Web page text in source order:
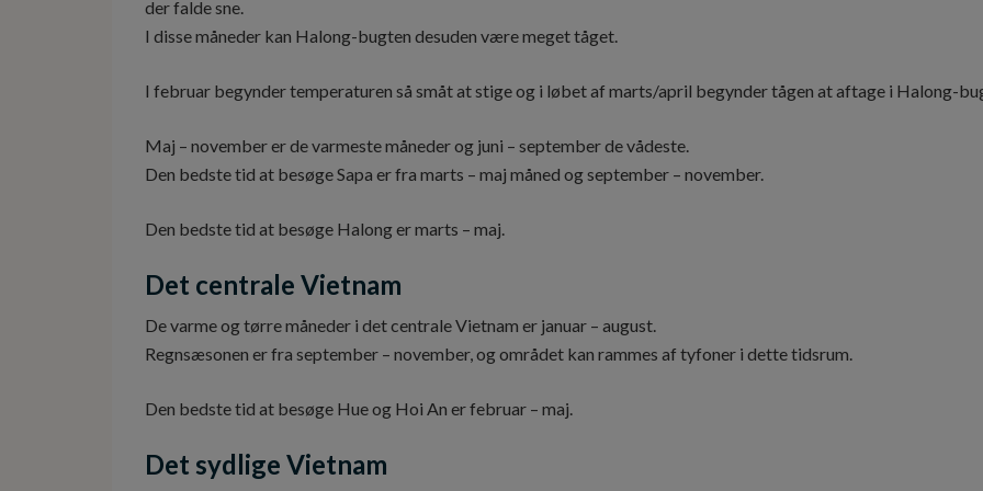
der falde sne.
I disse måneder kan Halong-bugten desuden være meget tåget.
I februar begynder temperaturen så småt at stige og i løbet af marts/april begynder tågen at aftage i Halong-
Maj – november er de varmeste måneder og juni – september de vådeste.
Den bedste tid at besøge Sapa er fra marts – maj måned og september – november.
Den bedste tid at besøge Halong er marts – maj.
Det centrale Vietnam
De varme og tørre måneder i det centrale Vietnam er januar – august.
Regnsæsonen er fra september – november, og området kan rammes af tyfoner i dette tidsrum.
Den bedste tid at besøge Hue og Hoi An er februar – maj.
Det sydlige Vietnam